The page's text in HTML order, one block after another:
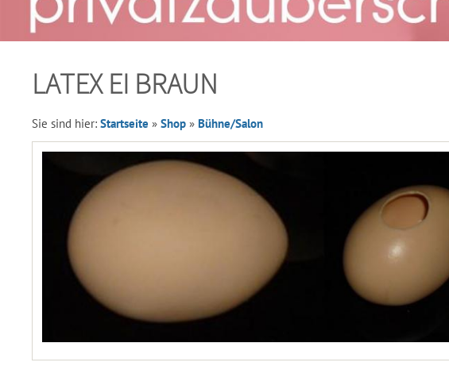
LATEX EI BRAUN
Sie sind hier: Startseite » Shop » Bühne/Salon